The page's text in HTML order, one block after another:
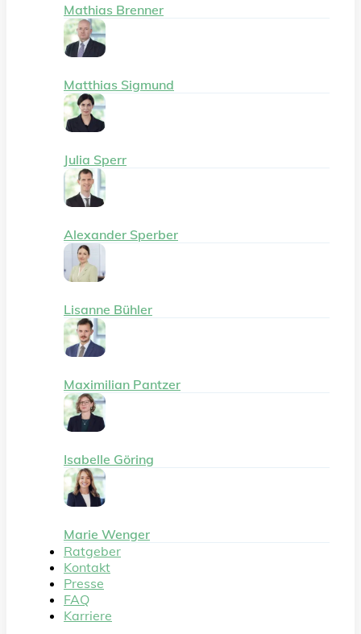
Mathias Brenner
Matthias Sigmund
Julia Sperr
Alexander Sperber
Lisanne Bühler
Maximilian Pantzer
Isabelle Göring
Marie Wenger
Ratgeber
Kontakt
Presse
FAQ
Karriere